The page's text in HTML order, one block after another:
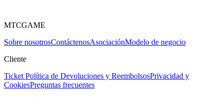
MTCGAME
Sobre nosotrosContáctenosAsociaciónModelo de negocio
Cliente
Ticket Política de Devoluciones y ReembolsosPrivacidad y
CookiesPreguntas frecuentes